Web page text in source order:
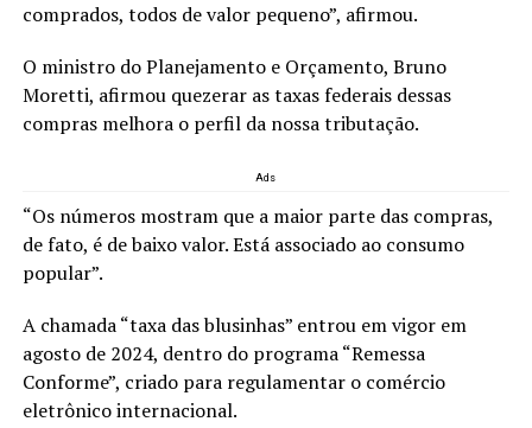
comprados, todos de valor pequeno”, afirmou.
O ministro do Planejamento e Orçamento, Bruno
Moretti, afirmou quezerar as taxas federais dessas
compras melhora o perfil da nossa tributação.
Ads
“Os números mostram que a maior parte das compras,
de fato, é de baixo valor. Está associado ao consumo
popular”.
A chamada “taxa das blusinhas” entrou em vigor em
agosto de 2024, dentro do programa “Remessa
Conforme”, criado para regulamentar o comércio
eletrônico internacional.